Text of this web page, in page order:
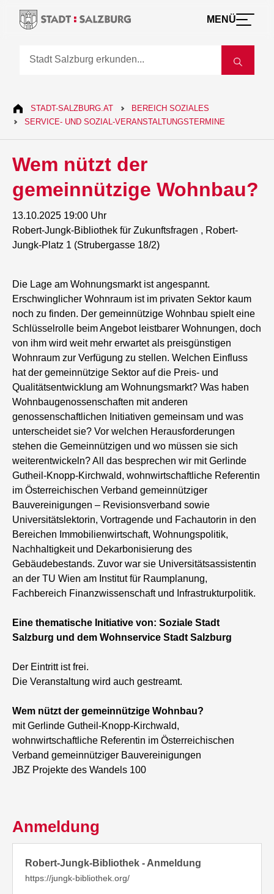
MENÜ
STADT-SALZBURG.AT
BEREICH SOZIALES
SERVICE- UND SOZIAL-VERANSTALTUNGSTERMINE
Wem nützt der
gemeinnützige Wohnbau?
13.10.2025 19:00 Uhr
Robert-Jungk-Bibliothek für Zukunftsfragen , Robert-
Jungk-Platz 1 (Strubergasse 18/2)
Die Lage am Wohnungsmarkt ist angespannt.
Erschwinglicher Wohnraum ist im privaten Sektor kaum
noch zu finden. Der gemeinnützige Wohnbau spielt eine
Schlüsselrolle beim Angebot leistbarer Wohnungen, doch
von ihm wird weit mehr erwartet als preisgünstigen
Wohnraum zur Verfügung zu stellen. Welchen Einfluss
hat der gemeinnützige Sektor auf die Preis- und
Qualitätsentwicklung am Wohnungsmarkt? Was haben
Wohnbaugenossenschaften mit anderen
genossenschaftlichen Initiativen gemeinsam und was
unterscheidet sie? Vor welchen Herausforderungen
stehen die Gemeinnützigen und wo müssen sie sich
weiterentwickeln? All das besprechen wir mit Gerlinde
Gutheil-Knopp-Kirchwald, wohnwirtschaftliche Referentin
im Österreichischen Verband gemeinnütziger
Bauvereinigungen – Revisionsverband sowie
Universitätslektorin, Vortragende und Fachautorin in den
Bereichen Immobilienwirtschaft, Wohnungspolitik,
Nachhaltigkeit und Dekarbonisierung des
Gebäudebestands. Zuvor war sie Universitätsassistentin
an der TU Wien am Institut für Raumplanung,
Fachbereich Finanzwissenschaft und Infrastrukturpolitik.
Eine thematische Initiative von: Soziale Stadt
Salzburg und dem Wohnservice Stadt Salzburg
Der Eintritt ist frei.
Die Veranstaltung wird auch gestreamt.
Wem nützt der gemeinnützige Wohnbau?
mit Gerlinde Gutheil-Knopp-Kirchwald,
wohnwirtschaftliche Referentin im Österreichischen
Verband gemeinnütziger Bauvereinigungen
JBZ Projekte des Wandels 100
Anmeldung
Robert-Jungk-Bibliothek - Anmeldung
https://jungk-bibliothek.org/